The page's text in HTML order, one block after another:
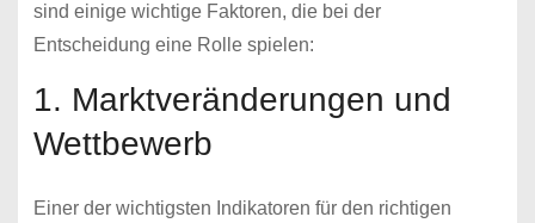
sind einige wichtige Faktoren, die bei der
Entscheidung eine Rolle spielen:
1. Marktveränderungen und
Wettbewerb
Einer der wichtigsten Indikatoren für den richtigen